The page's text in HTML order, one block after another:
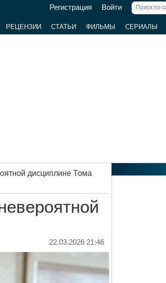
Регистрация Войти
РЕЦЕНЗИИ СТАТЬИ ФИЛЬМЫ СЕРИАЛЫ
дисциплине Тома
22.03.2026 21:46